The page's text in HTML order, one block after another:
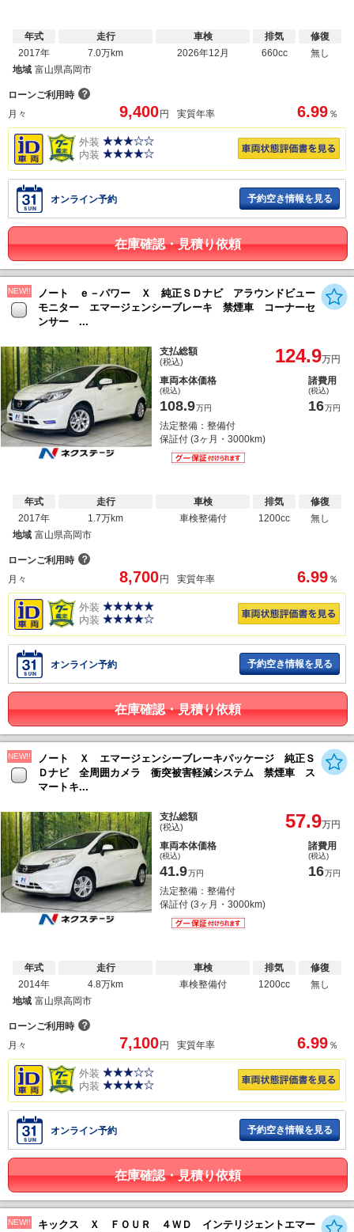
年式
2017年
走行
7.0万km
車検
2026年12月
排気
660cc
修復
無し
地域 富山県高岡市
ローンご利用時 ？
月々
9,400円 実質年率 6.99 ％
外装
内装
オンライン予約 予約空き情報を見る
在庫確認・見積り依頼
NEW!!
ノート ｅ－パワー Ｘ 純正ＳＤナビ アラウンドビュー
モニター エマージェンシーブレーキ 禁煙車 コーナーセ
ンサー ...
支払総額
(税込) 124.9万円
車両本体価格
(税込)
108.9万円
諸費用
(税込)
16万円
法定整備：整備付
保証付 (3ヶ月・3000km)
年式
2017年
走行
1.7万km
車検
車検整備付
排気
1200cc
修復
無し
地域 富山県高岡市
ローンご利用時 ？
月々
8,700 円 実質年率 6.99 ％
外装
内装
オンライン予約 予約空き情報を見る
在庫確認・見積り依頼
NEW!!
ノート Ｘ エマージェンシーブレーキパッケージ 純正Ｓ
Ｄナビ 全周囲カメラ 衝突被害軽減システム 禁煙車 ス
マートキ...
支払総額
(税込) 57.9万円
車両本体価格
(税込)
41.9万円
諸費用
(税込)
16万円
法定整備：整備付
保証付 (3ヶ月・3000km)
年式
2014年
走行
4.8万km
車検
車検整備付
排気
1200cc
修復
無し
地域 富山県高岡市
ローンご利用時 ？
月々
7,100 円 実質年率 6.99 ％
外装
内装
オンライン予約 予約空き情報を見る
在庫確認・見積り依頼
NEW!!
キックス Ｘ ＦＯＵＲ ４ＷＤ インテリジェントエマー